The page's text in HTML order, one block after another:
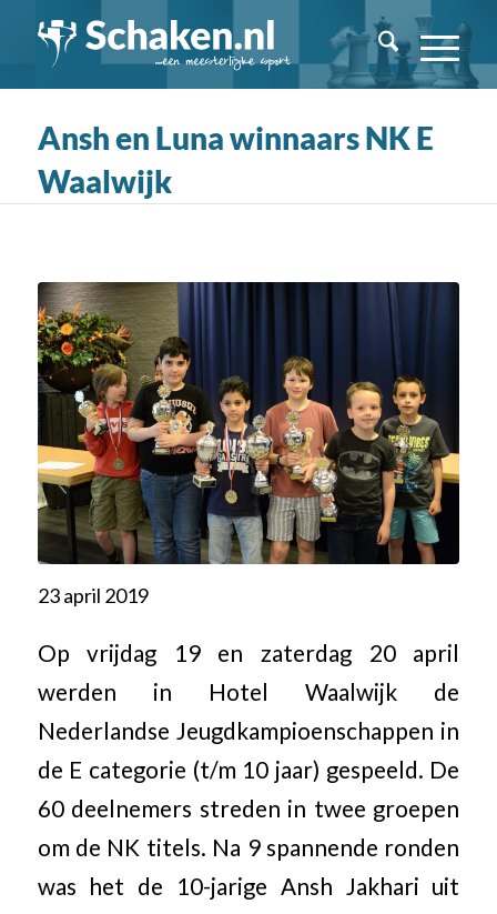
Ansh en Luna winnaars NK E
Waalwijk
23 april 2019
Op vrijdag 19 en zaterdag 20 april
werden in Hotel Waalwijk de
Nederlandse Jeugdkampioenschappen in
de E categorie (t/m 10 jaar) gespeeld. De
60 deelnemers streden in twee groepen
om de NK titels. Na 9 spannende ronden
was het de 10-jarige Ansh Jakhari uit